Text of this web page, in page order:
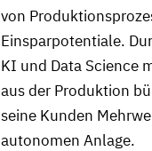
von
Einsparpotentiale.
KI und Data Science
aus der Produktion
seine Kunden
autonomen Anlage.